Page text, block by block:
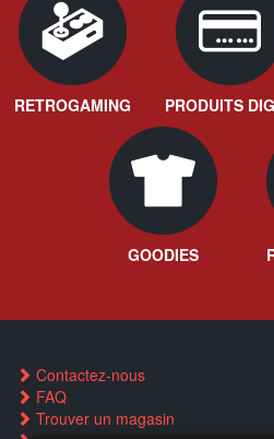
RETROGAMING PRODUITS
GOODIES
Contactez-nous
FAQ
Trouver un magasin